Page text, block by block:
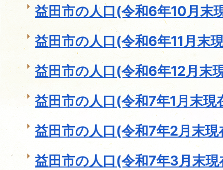
益田市の人口(令和6年10月末
益田市の人口(令和6年11月末
益田市の人口(令和6年12月末
益田市の人口(令和7年1月末現
益田市の人口(令和7年2月末現
益田市の人口(令和7年3月末現